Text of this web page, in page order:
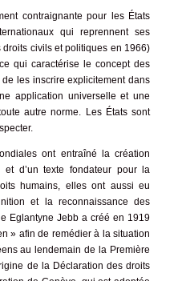
contraignante pour les États
qui reprennent ses
civils et politiques en 1966)
qui caractérise le concept des
les inscrire explicitement dans
application universelle et une
autre norme. Les États sont
ont entraîné la création
et d’un texte fondateur pour la
humains, elles ont aussi eu
et la reconnaissance des
Eglantyne Jebb a créé en 1919
» afin de remédier à la situation
au lendemain de la Première
de la Déclaration des droits